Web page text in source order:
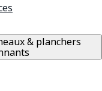
& planchers